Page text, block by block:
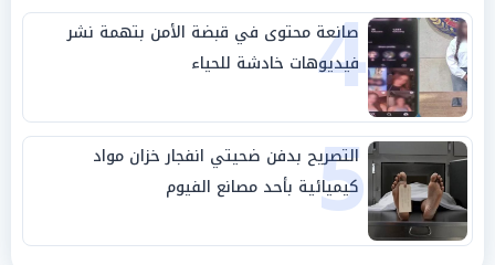
4
صانعة محتوى في قبضة الأمن بتهمة نشر
فيديوهات خادشة للحياء
5
التصريح بدفن ضحيتي انفجار خزان مواد
كيميائية بأحد مصانع الفيوم